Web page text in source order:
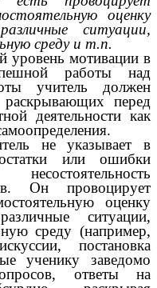
оценку
ситуации,
среду и т.п.
уровень мотивации в
работы над
учитель должен
раскрывающих перед
деятельности как
не указывает в
или ошибки
Он провоцирует
оценку
ситуации,
среду (например,
постановка
ученику заведомо
ответы на